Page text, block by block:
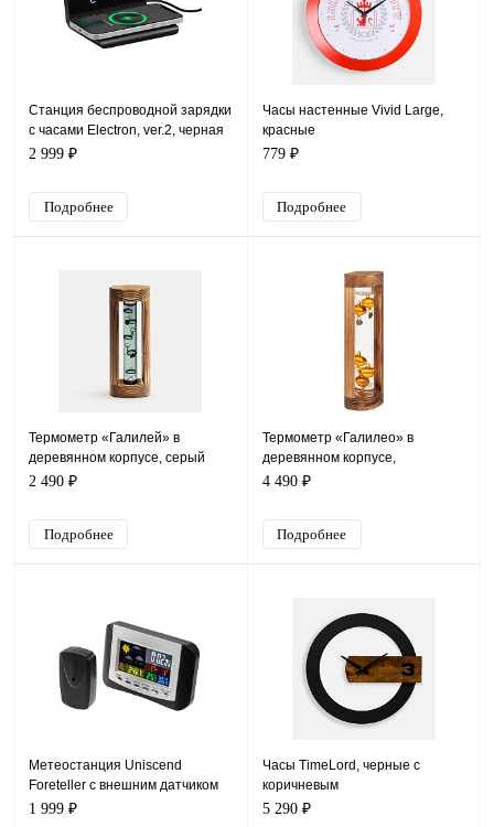
Станция беспроводной зарядки
с часами Electron, ver.2, черная
2 999 ₽
Подробнее
Часы настенные Vivid Large,
красные
779 ₽
Подробнее
Термометр «Галилей» в
деревянном корпусе, серый
2 490 ₽
Подробнее
Термометр «Галилео» в
деревянном корпусе,
неокрашенный
4 490 ₽
Подробнее
Метеостанция Uniscend
Foreteller с внешним датчиком
1 999 ₽
Часы TimeLord, черные с
коричневым
5 290 ₽